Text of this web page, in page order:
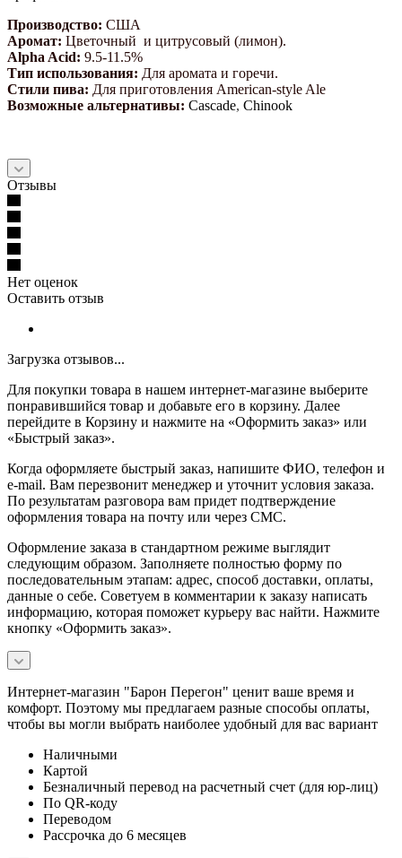
Производство: США
Аромат: Цветочный и цитрусовый (лимон).
Alpha Acid: 9.5-11.5%
Тип использования: Для аромата и горечи.
Стили пива: Для приготовления American-style Ale
Возможные альтернативы: Cascade, Chinook
Отзывы
Нет оценок
Оставить отзыв
Загрузка отзывов...
Для покупки товара в нашем интернет-магазине выберите
понравившийся товар и добавьте его в корзину. Далее
перейдите в Корзину и нажмите на «Оформить заказ» или
«Быстрый заказ».
Когда оформляете быстрый заказ, напишите ФИО, телефон и
e-mail. Вам перезвонит менеджер и уточнит условия заказа.
По результатам разговора вам придет подтверждение
оформления товара на почту или через СМС.
Оформление заказа в стандартном режиме выглядит
следующим образом. Заполняете полностью форму по
последовательным этапам: адрес, способ доставки, оплаты,
данные о себе. Советуем в комментарии к заказу написать
информацию, которая поможет курьеру вас найти. Нажмите
кнопку «Оформить заказ».
Интернет-магазин "Барон Перегон" ценит ваше время и
комфорт. Поэтому мы предлагаем разные способы оплаты,
чтобы вы могли выбрать наиболее удобный для вас вариант
Наличными
Картой
Безналичный перевод на расчетный счет (для юр-лиц)
По QR-коду
Переводом
Рассрочка до 6 месяцев